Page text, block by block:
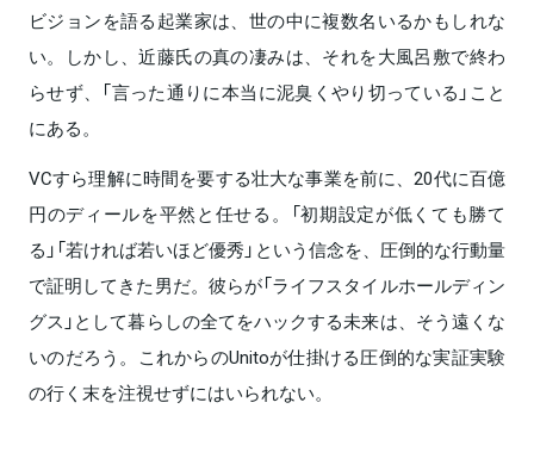
ビジョンを語る起業家は、世の中に複数名いるかもしれな
い。しかし、近藤氏の真の凄みは、それを大風呂敷で終わ
らせず、「言った通りに本当に泥臭くやり切っている」こと
にある。
VCすら理解に時間を要する壮大な事業を前に、20代に百億
円のディールを平然と任せる。「初期設定が低くても勝て
る」「若ければ若いほど優秀」という信念を、圧倒的な行動量
で証明してきた男だ。彼らが「ライフスタイルホールディン
グス」として暮らしの全てをハックする未来は、そう遠くな
いのだろう。これからのUnitoが仕掛ける圧倒的な実証実験
の行く末を注視せずにはいられない。